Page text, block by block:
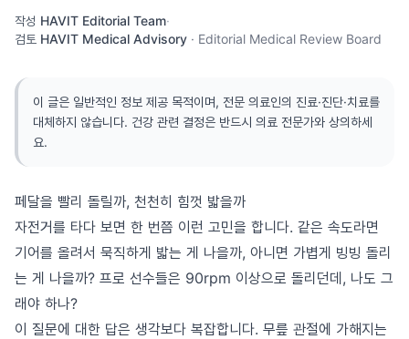
작성 HAVIT Editorial Team·
검토 HAVIT Medical Advisory · Editorial Medical Review Board
이 글은 일반적인 정보 제공 목적이며, 전문 의료인의 진료·진단·치료를
대체하지 않습니다. 건강 관련 결정은 반드시 의료 전문가와 상의하세
요.
페달을 빨리 돌릴까, 천천히 힘껏 밟을까
자전거를 타다 보면 한 번쯤 이런 고민을 합니다. 같은 속도라면
기어를 올려서 묵직하게 밟는 게 나을까, 아니면 가볍게 빙빙 돌리
는 게 나을까? 프로 선수들은 90rpm 이상으로 돌리던데, 나도 그
래야 하나?
이 질문에 대한 답은 생각보다 복잡합니다. 무릎 관절에 가해지는